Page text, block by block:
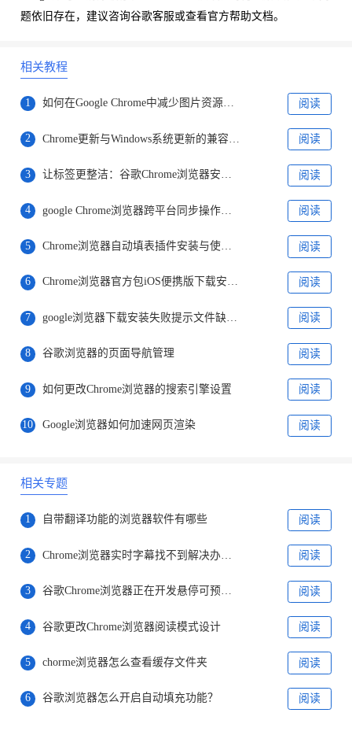
题依旧存在，建议咨询谷歌客服或查看官方帮助文档。
相关教程
1 如何在Google Chrome中减少图片资源加载时的延迟 阅读
2 阅读
3 让标签更整洁：谷歌Chrome浏览器安卓版即将上线标签分组功能 阅读
4 google Chrome浏览器跨平台同步操作教程 阅读
5 Chrome浏览器自动填表插件安装与使用教程 阅读
6 Chrome浏览器官方包iOS便携版下载安装经验 阅读
7 阅读
8 谷歌浏览器的页面导航管理 阅读
9 如何更改Chrome浏览器的搜索引擎设置 阅读
10 Google浏览器如何加速网页渲染 阅读
相关专题
1 自带翻译功能的浏览器软件有哪些 阅读
2 阅读
3 谷歌Chrome浏览器正在开发悬停可预览页面链接功能 阅读
4 谷歌更改Chrome浏览器阅读模式设计 阅读
5 chorme浏览器怎么查看缓存文件夹 阅读
6 谷歌浏览器怎么开启自动填充功能？ 阅读